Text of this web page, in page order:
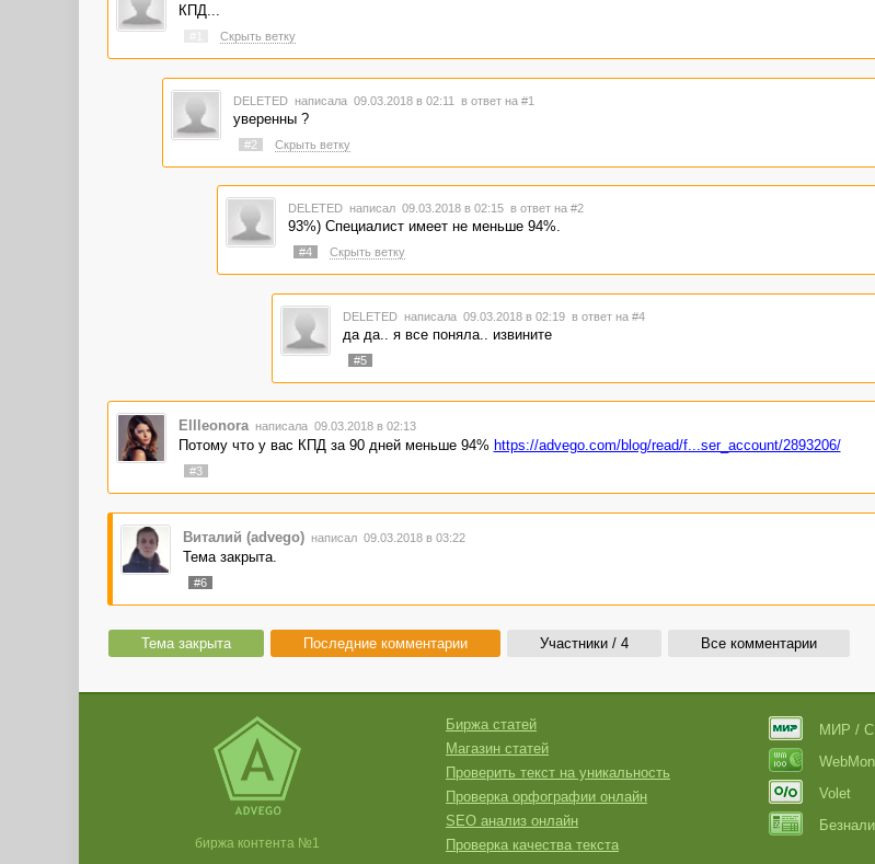
КПД...
Скрыть ветку
DELETED написала 09.03.2018 в 02:11 в ответ на #1
уверенны ?
#2 Скрыть ветку
DELETED написал 09.03.2018 в 02:15 в ответ на #2
93%) Специалист имеет не меньше 94%.
#4 Скрыть ветку
DELETED написала 09.03.2018 в 02:19 в ответ на #4
да да.. я все поняла.. извините
#5
Ellleonora написала 09.03.2018 в 02:13
Потому что у вас КПД за 90 дней меньше 94% https://advego.com/blog/read/f...ser_account/2893206/
#3
Виталий (advego) написал 09.03.2018 в 03:22
Тема закрыта.
#6
Тема закрыта Последние комментарии Участники / 4 Все комментарии
биржа контента №1
Биржа статей
Магазин статей
Проверить текст на уникальность
Проверка орфографии онлайн
SEO анализ онлайн
Проверка качества текста
МИР /
Volet